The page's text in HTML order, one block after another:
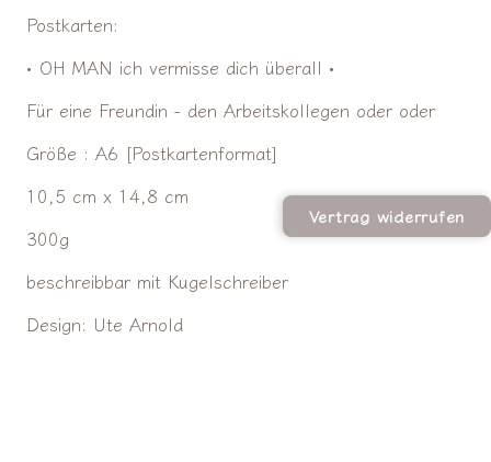
Postkarten:
• OH MAN ich vermisse dich überall •
Für eine Freundin - den Arbeitskollegen oder oder
Größe : A6 [Postkartenformat]
10,5 cm x 14,8 cm
300g
beschreibbar mit Kugelschreiber
Design: Ute Arnold
Vertrag widerrufen